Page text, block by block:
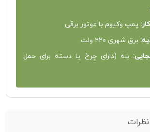
پمپ وکیوم با موتور برقی
برق شهری ۲۲۰ ولت
بله (دارای چرخ یا دسته برای حمل
نظرات